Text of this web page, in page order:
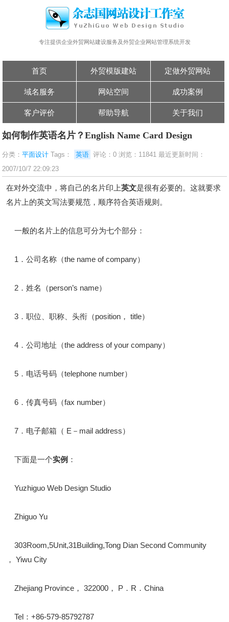
专注提供企业外贸网站建设服务及外贸企业网站管理系统开发
首页 外贸模版建站 定做外贸网站
域名服务 网站空间 成功案例
客户评价 帮助导航 关于我们
如何制作英语名片？English Name Card Design
分类：平面设计 Tags： 英语 评论：0 浏览：11841 最近更新时间：
2007/10/7 22:09:23
在对外交流中，将自己的名片印上英文是很有必要的。这就要求
名片上的英文写法要规范，顺序符合英语规则。
一般的名片上的信息可分为七个部分：
1．公司名称（the name of company）
2．姓名（person’s name）
3．职位、职称、头衔（position， title）
4．公司地址（the address of your company）
5．电话号码（telephone number）
6．传真号码（fax number）
7．电子邮箱（ E－mail address）
下面是一个实例 ：
Yuzhiguo Web Design Studio
Zhiguo Yu
303Room,5Unit,31Building,Tong Dian Second Community
， Yiwu City
Zhejiang Province， 322000， P．R．China
Tel：+86-579-85792787